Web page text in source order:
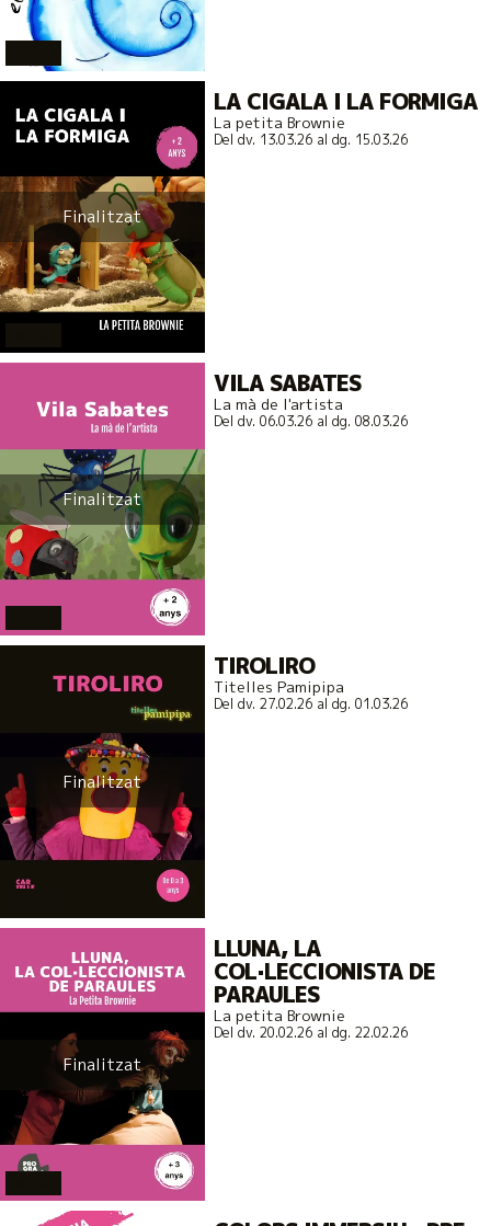
Finalitzat
LA CIGALA I LA FORMIGA
La petita Brownie
Del dv. 13.03.26al dg. 15.03.26
Finalitzat
VILA SABATES
La mà de l'artista
Del dv. 06.03.26al dg. 08.03.26
Finalitzat
TIROLIRO
Titelles Pamipipa
Del dv. 27.02.26al dg. 01.03.26
Finalitzat
LLUNA, LA
COL·LECCIONISTA DE
PARAULES
La petita Brownie
Del dv. 20.02.26al dg. 22.02.26